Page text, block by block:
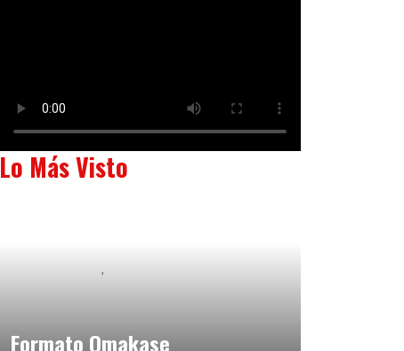
Lo Más Visto
Formato Omakase